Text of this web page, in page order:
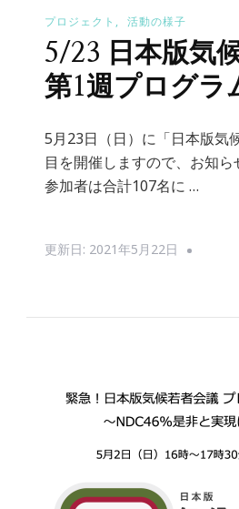
プロジェクト 活動の様子
5/23 日本版気
第1週プログラ
5月23日（日）に「日本版気
目を開催しますので、お知
参加者は合計107名に …
更新日: 2021年5月22日